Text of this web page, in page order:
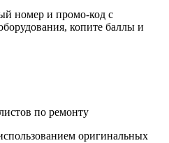
номер и промо-код с
копите баллы и
по ремонту
оригинальных